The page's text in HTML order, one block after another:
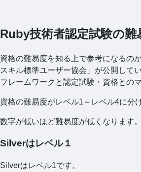
Ruby技術者認定試験の難
資格の難易度を知る上で参考になるの
スキル標準ユーザー協会」が公開して
フレームワークと認定試験・資格との
資格の難易度がレベル1～レベル4に分
数字が低いほど難易度が低くなります。
Silverはレベル１
Silverはレベル1です。